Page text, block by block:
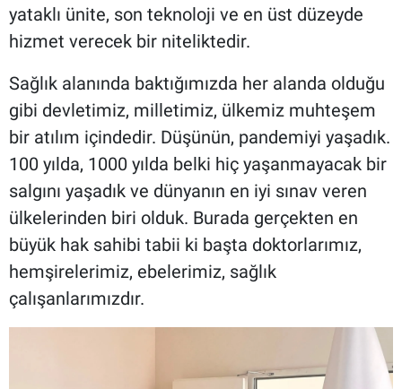
yataklı ünite, son teknoloji ve en üst düzeyde
hizmet verecek bir niteliktedir.
Sağlık alanında baktığımızda her alanda olduğu
gibi devletimiz, milletimiz, ülkemiz muhteşem
bir atılım içindedir. Düşünün, pandemiyi yaşadık.
100 yılda, 1000 yılda belki hiç yaşanmayacak bir
salgını yaşadık ve dünyanın en iyi sınav veren
ülkelerinden biri olduk. Burada gerçekten en
büyük hak sahibi tabii ki başta doktorlarımız,
hemşirelerimiz, ebelerimiz, sağlık
çalışanlarımızdır.